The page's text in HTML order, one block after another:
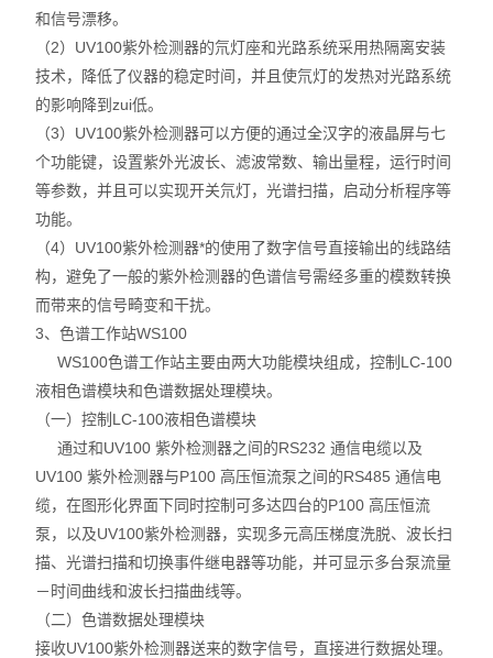
镀层厚度分析仪
和信号漂移。
（2）UV100紫外检测器的氘灯座和光路系统采用热隔离安装
技术，降低了仪器的稳定时间，并且使氘灯的发热对光路系统
的影响降到zui低。
（3）UV100紫外检测器可以方便的通过全汉字的液晶屏与七
个功能键，设置紫外光波长、滤波常数、输出量程，运行时间
等参数，并且可以实现开关氘灯，光谱扫描，启动分析程序等
功能。
（4）UV100紫外检测器*的使用了数字信号直接输出的线路结
构，避免了一般的紫外检测器的色谱信号需经多重的模数转换
而带来的信号畸变和干扰。
3、色谱工作站WS100
WS100色谱工作站主要由两大功能模块组成，控制LC-100
液相色谱模块和色谱数据处理模块。
（一）控制LC-100液相色谱模块
通过和UV100 紫外检测器之间的RS232 通信电缆以及
UV100 紫外检测器与P100 高压恒流泵之间的RS485 通信电
缆，在图形化界面下同时控制可多达四台的P100 高压恒流
泵，以及UV100紫外检测器，实现多元高压梯度洗脱、波长扫
描、光谱扫描和切换事件继电器等功能，并可显示多台泵流量
－时间曲线和波长扫描曲线等。
（二）色谱数据处理模块
接收UV100紫外检测器送来的数字信号，直接进行数据处理。